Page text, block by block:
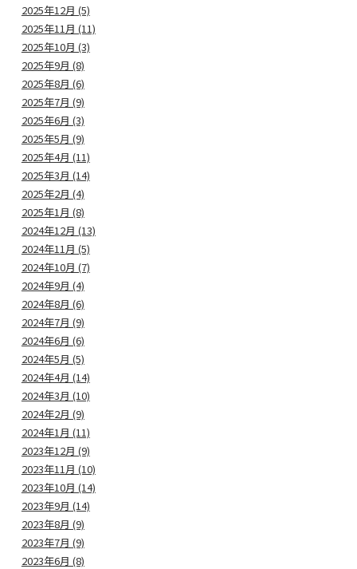
2025年12月 (5)
2025年11月 (11)
2025年10月 (3)
2025年9月 (8)
2025年8月 (6)
2025年7月 (9)
2025年6月 (3)
2025年5月 (9)
2025年4月 (11)
2025年3月 (14)
2025年2月 (4)
2025年1月 (8)
2024年12月 (13)
2024年11月 (5)
2024年10月 (7)
2024年9月 (4)
2024年8月 (6)
2024年7月 (9)
2024年6月 (6)
2024年5月 (5)
2024年4月 (14)
2024年3月 (10)
2024年2月 (9)
2024年1月 (11)
2023年12月 (9)
2023年11月 (10)
2023年10月 (14)
2023年9月 (14)
2023年8月 (9)
2023年7月 (9)
2023年6月 (8)